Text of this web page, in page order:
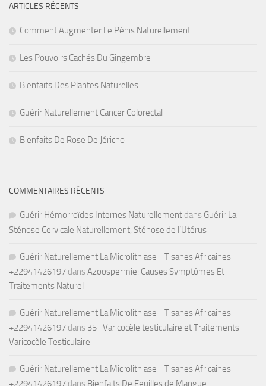
ARTICLES RÉCENTS
Comment Augmenter Le Pénis Naturellement
Les Pouvoirs Cachés Du Gingembre
Bienfaits Des Plantes Naturelles
Guérir Naturellement Cancer Colorectal
Bienfaits De Rose De Jéricho
COMMENTAIRES RÉCENTS
Guérir Hémorroïdes Internes Naturellement dans Guérir La
Sténose Cervicale Naturellement, Sténose de l’Utérus
Guérir Naturellement La Microlithiase - Tisanes Africaines
+22941426197 dans Azoospermie: Causes Symptômes Et
Traitements Naturel
Guérir Naturellement La Microlithiase - Tisanes Africaines
+22941426197 dans 35- Varicocèle testiculaire et Traitements
Varicocèle Testiculaire
Guérir Naturellement La Microlithiase - Tisanes Africaines
+22941426197 dans Bienfaits De Feuilles de Mangue